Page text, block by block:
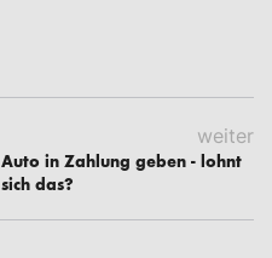
weiter
Auto in Zahlung geben - lohnt
sich das?